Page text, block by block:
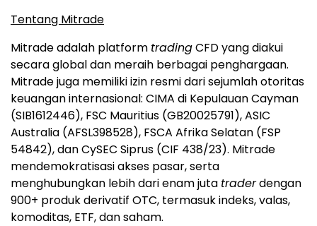
Tentang Mitrade
Mitrade adalah platform tradingCFD yang diakui
secara global dan meraih berbagai penghargaan.
Mitrade juga memiliki izin resmi dari sejumlah otoritas
keuangan internasional: CIMA di Kepulauan Cayman
(SIB1612446), FSC Mauritius (GB20025791), ASIC
Australia (AFSL398528), FSCA Afrika Selatan (FSP
54842), dan CySEC Siprus (CIF 438/23). Mitrade
mendemokratisasi akses pasar, serta
menghubungkan lebih dari enam juta traderdengan
900+ produk derivatif OTC, termasuk indeks, valas,
komoditas, ETF, dan saham.